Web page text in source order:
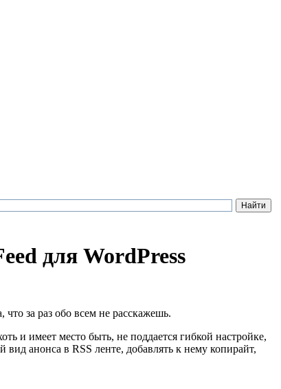
для WordPress
что за раз обо всем не расскажешь.
и имеет место быть, не поддается гибкой настройке,
анонса в RSS ленте, добавлять к нему копирайт,